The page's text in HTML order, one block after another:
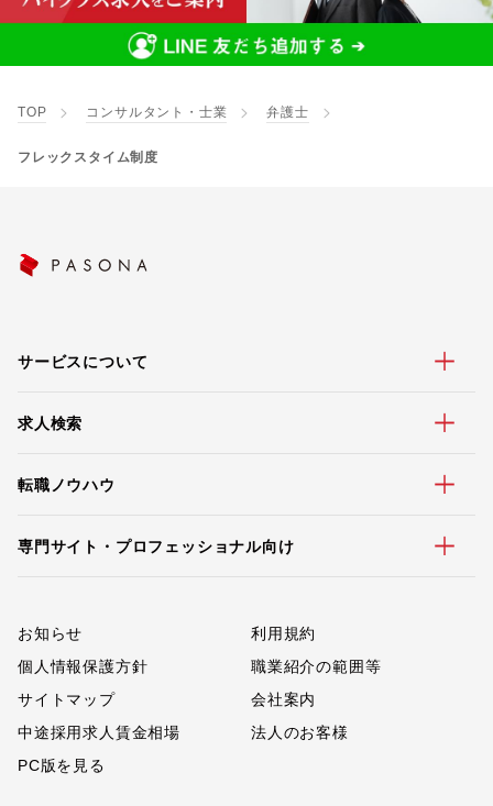
TOP コンサルタント・士業 弁護士
フレックスタイム制度
サービスについて
求人検索
転職ノウハウ
専門サイト・プロフェッショナル向け
お知らせ
利用規約
個人情報保護方針
職業紹介の範囲等
サイトマップ
会社案内
中途採用求人賃金相場
法人のお客様
PC版を見る